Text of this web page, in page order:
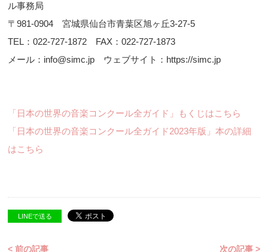
ル事務局
〒981-0904 宮城県仙台市青葉区旭ヶ丘3-27-5
TEL：022-727-1872 FAX：022-727-1873
メール：info@simc.jp ウェブサイト：https://simc.jp
「日本の世界の音楽コンクール全ガイド」もくじはこちら
「日本の世界の音楽コンクール全ガイド2023年版」本の詳細
はこちら
LINEで送る
< 前の記事 次の記事 >